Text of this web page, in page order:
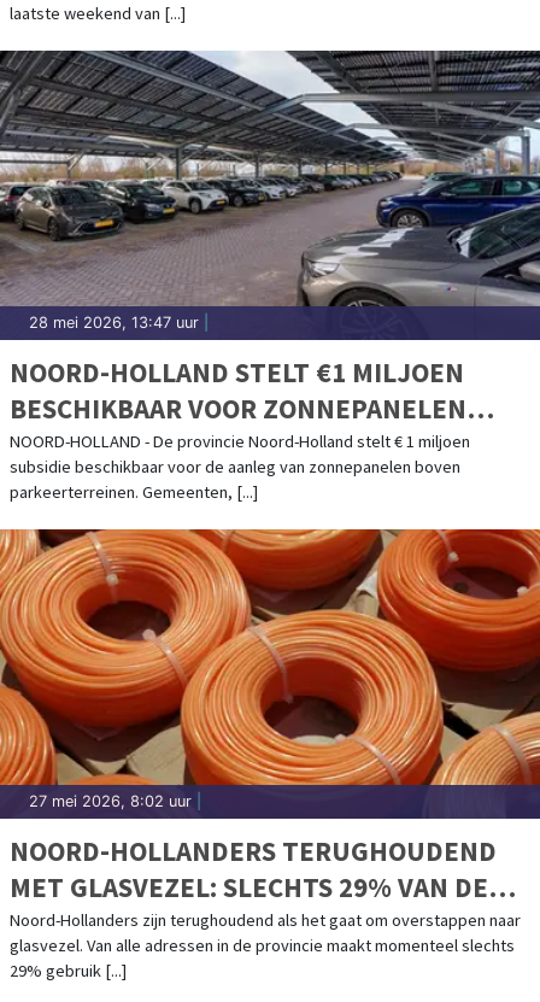
laatste weekend van [...]
28 mei 2026, 13:47 uur
NOORD-HOLLAND STELT €1 MILJOEN
BESCHIKBAAR VOOR ZONNEPANELEN
BOVEN PARKEERTERREINEN
NOORD-HOLLAND - De provincie Noord-Holland stelt € 1 miljoen
subsidie beschikbaar voor de aanleg van zonnepanelen boven
parkeerterreinen. Gemeenten, [...]
27 mei 2026, 8:02 uur
NOORD-HOLLANDERS TERUGHOUDEND
MET GLASVEZEL: SLECHTS 29% VAN DE
ADRESSEN IS ACTIEF
Noord-Hollanders zijn terughoudend als het gaat om overstappen naar
glasvezel. Van alle adressen in de provincie maakt momenteel slechts
29% gebruik [...]